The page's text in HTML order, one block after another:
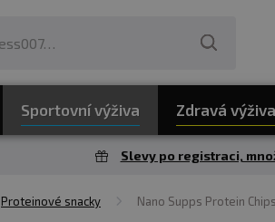
Sportovní výživa Zdravá výživa
Slevy po registraci,
Proteinové snacky Nano Supps Protein